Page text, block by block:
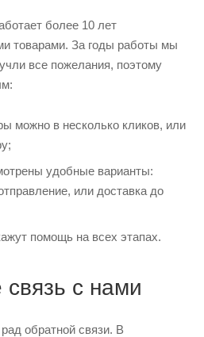
более 10 лет
товарами. За годы работы мы
все пожелания, поэтому
можно в несколько кликов, или
удобные варианты:
или доставка до
помощь на всех этапах.
с нами
обратной связи. В